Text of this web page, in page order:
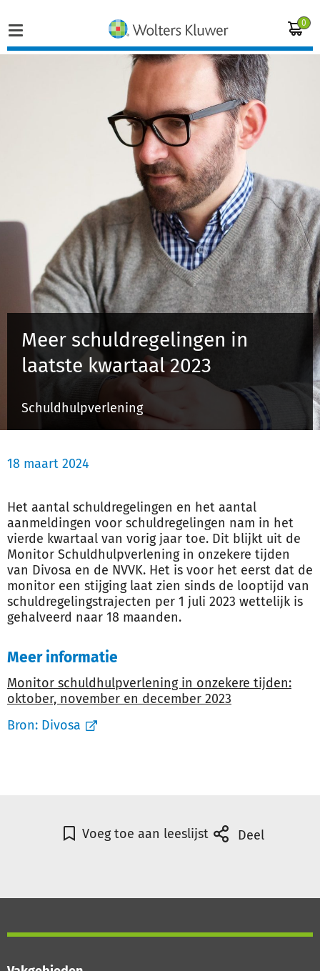
0
Opleidingen
Juridisch advies
Inloggen
Registreren
Meer schuldregelingen in
laatste kwartaal 2023
Schuldhulpverlening
18 maart 2024
Het aantal schuldregelingen en het aantal
aanmeldingen voor schuldregelingen nam in het
vierde kwartaal van vorig jaar toe. Dit blijkt uit de
Monitor Schuldhulpverlening in onzekere tijden
van Divosa en de NVVK. Het is voor het eerst dat de
monitor een stijging laat zien sinds de looptijd van
schuldregelingstrajecten per 1 juli 2023 wettelijk is
gehalveerd naar 18 maanden.
Meer informatie
Monitor schuldhulpverlening in onzekere tijden:
oktober, november en december 2023
Bron: Divosa
Voeg toe aan leeslijst Deel